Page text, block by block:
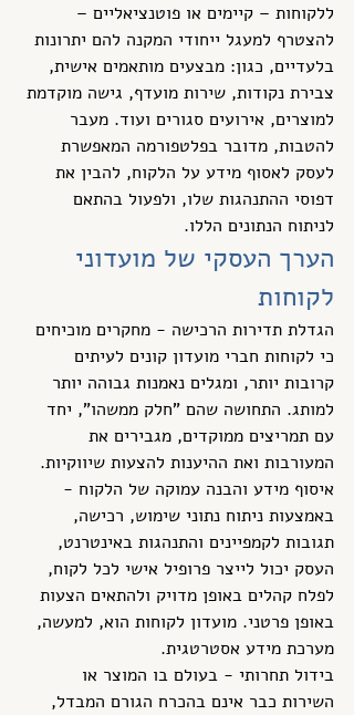
ללקוחות – קיימים או פוטנציאליים –
להצטרף למעגל ייחודי המקנה להם יתרונות
בלעדיים, כגון: מבצעים מותאמים אישית,
צבירת נקודות, שירות מועדף, גישה מוקדמת
למוצרים, אירועים סגורים ועוד. מעבר
להטבות, מדובר בפלטפורמה המאפשרת
לעסק לאסוף מידע על הלקוח, להבין את
דפוסי ההתנהגות שלו, ולפעול בהתאם
לניתוח הנתונים הללו.
הערך העסקי של מועדוני
לקוחות
הגדלת תדירות הרכישה - מחקרים מוכיחים
כי לקוחות חברי מועדון קונים לעיתים
קרובות יותר, ומגלים נאמנות גבוהה יותר
למותג. התחושה שהם "חלק ממשהו", יחד
עם תמריצים ממוקדים, מגבירים את
המעורבות ואת ההיענות להצעות שיווקיות.
איסוף מידע והבנה עמוקה של הלקוח -
באמצעות ניתוח נתוני שימוש, רכישה,
תגובות לקמפיינים והתנהגות באינטרנט,
העסק יכול לייצר פרופיל אישי לכל לקוח,
לפלח קהלים באופן מדויק ולהתאים הצעות
באופן פרטני. מועדון לקוחות הוא, למעשה,
מערכת מידע אסטרטגית.
בידול תחרותי - בעולם בו המוצר או
השירות כבר אינם בהכרח הגורם המבדל,